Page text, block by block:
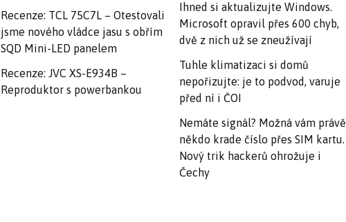
Recenze: TCL 75C7L – Otestovali
jsme nového vládce jasu s obřím
SQD Mini-LED panelem
Recenze: JVC XS-E934B –
Reproduktor s powerbankou
Ihned si aktualizujte Windows.
Microsoft opravil přes 600 chyb,
dvě z nich už se zneužívají
Tuhle klimatizaci si domů
nepořizujte: je to podvod, varuje
před ní i ČOI
Nemáte signál? Možná vám právě
někdo krade číslo přes SIM kartu.
Nový trik hackerů ohrožuje i
Čechy